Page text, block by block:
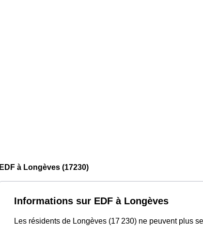
EDF à Longèves (17230)
Informations sur EDF à Longèves
Les résidents de Longèves (17 230) ne peuvent plus